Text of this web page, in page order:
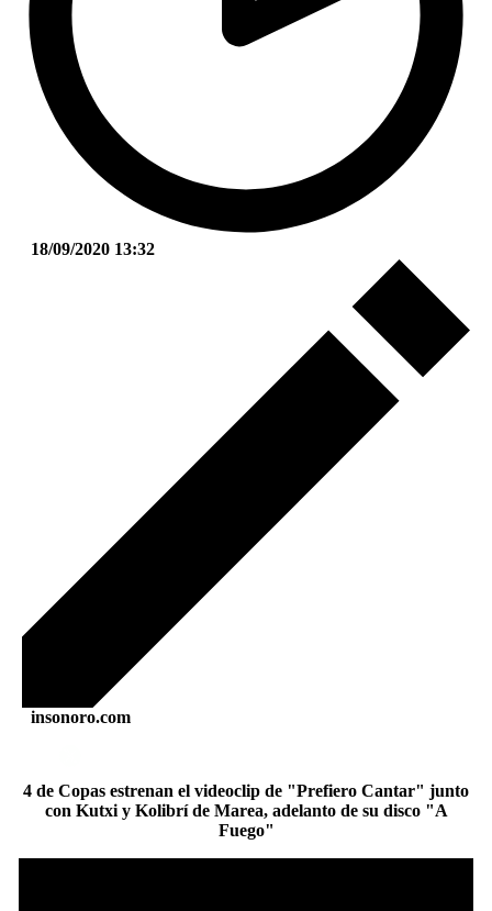
18/09/2020 13:32
insonoro.com
4 de Copas estrenan el videoclip de "Prefiero Cantar" junto
con Kutxi y Kolibrí de Marea, adelanto de su disco "A
Fuego"